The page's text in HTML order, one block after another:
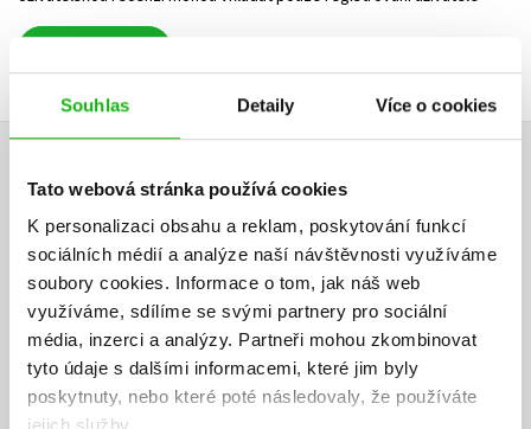
Souhlas Detaily Více o cookies
Tato webová stránka používá cookies
K personalizaci obsahu a reklam, poskytování funkcí
sociálních médií a analýze naší návštěvnosti využíváme
soubory cookies. Informace o tom, jak náš web
využíváme, sdílíme se svými partnery pro sociální
média, inzerci a analýzy. Partneři mohou zkombinovat
tyto údaje s dalšími informacemi, které jim byly
poskytnuty, nebo které poté následovaly, že používáte